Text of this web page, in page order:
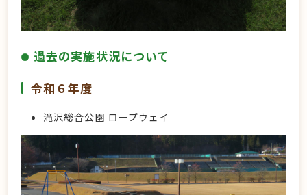
過去の実施状況について
令和６年度
滝沢総合公園 ロープウェイ